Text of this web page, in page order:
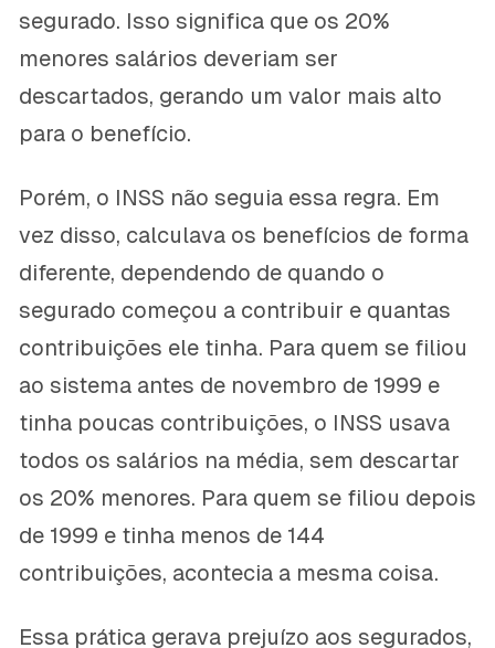
segurado. Isso significa que os 20%
menores salários deveriam ser
descartados, gerando um valor mais alto
para o benefício.
Porém, o INSS não seguia essa regra. Em
vez disso, calculava os benefícios de forma
diferente, dependendo de quando o
segurado começou a contribuir e quantas
contribuições ele tinha. Para quem se filiou
ao sistema antes de novembro de 1999 e
tinha poucas contribuições, o INSS usava
todos os salários na média, sem descartar
os 20% menores. Para quem se filiou depois
de 1999 e tinha menos de 144
contribuições, acontecia a mesma coisa.
Essa prática gerava prejuízo aos segurados,